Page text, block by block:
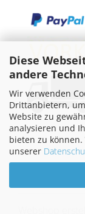
Diese
andere
Wir verwenden
Drittanbietern,
Website zu
analysieren und
bieten zu
unserer
Webshop